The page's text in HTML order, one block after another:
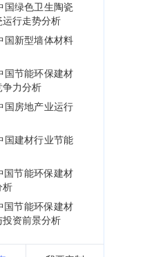
绿色卫生陶瓷
行走势分析
国新型墙体材料
国节能环保建材
争力分析
国房地产业运行
国建材行业节能
国节能环保建材
析
国节能环保建材
资前景分析